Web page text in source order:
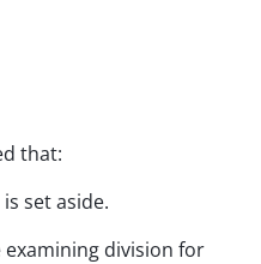
that:
set aside.
division for